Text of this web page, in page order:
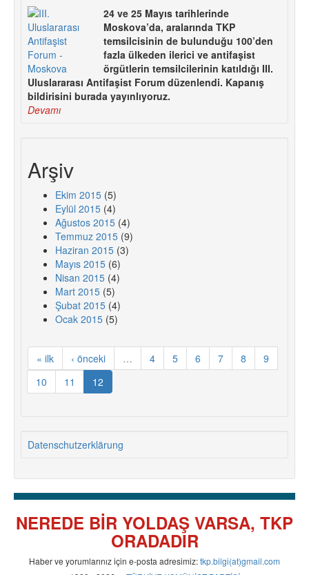
24 ve 25 Mayıs tarihlerinde
Moskova’da, aralarında TKP
temsilcisinin de bulunduğu 100’den
fazla ülkeden ilerici ve antifaşist
örgütlerin temsilcilerinin katıldığı III.
Uluslararası Antifaşist Forum düzenlendi. Kapanış
bildirisini burada yayınlıyoruz.
Devamı
Arşiv
Ekim 2015 (5)
Eylül 2015 (4)
Ağustos 2015 (4)
Temmuz 2015 (9)
Haziran 2015 (3)
Mayıs 2015 (6)
Nisan 2015 (4)
Mart 2015 (5)
Şubat 2015 (4)
Ocak 2015 (5)
« ilk ‹ önceki … 4 5 6 7 8
9
10
11 12
Datenschutzerklärung
NEREDE BİR YOLDAŞ VARSA, TKP
ORADADIR
Haber ve yorumlarınız için e-posta adresimiz:tkp.bilgi(at)gmail.com